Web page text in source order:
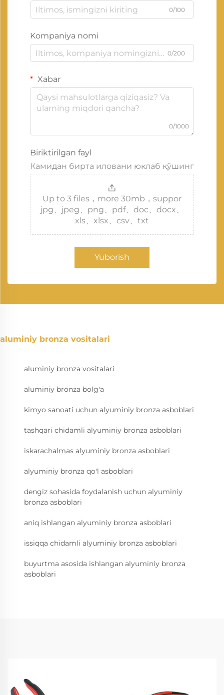
0/100
Kompaniya nomi
0/200
Xabar
0/1000
Biriktirilgan fayl
Камидан бирта иловани юклаб қўшинг
Up to 3 files，more 30mb，suppor
jpg、jpeg、png、pdf、doc、docx、
xls、xlsx、csv、txt
Yuborish
aluminiy bronza vositalari
aluminiy bronza vositalari
aluminiy bronza bolg'a
kimyo sanoati uchun alyuminiy bronza asboblari
tashqari chidamli alyuminiy bronza asboblari
iskarachalmas alyuminiy bronza asboblari
alyuminiy bronza qo'l asboblari
dengiz sohasida foydalanish uchun alyuminiy
bronza asboblari
aniq ishlangan alyuminiy bronza asboblari
issiqqa chidamli alyuminiy bronza asboblari
buyurtma asosida ishlangan alyuminiy bronza
asboblari